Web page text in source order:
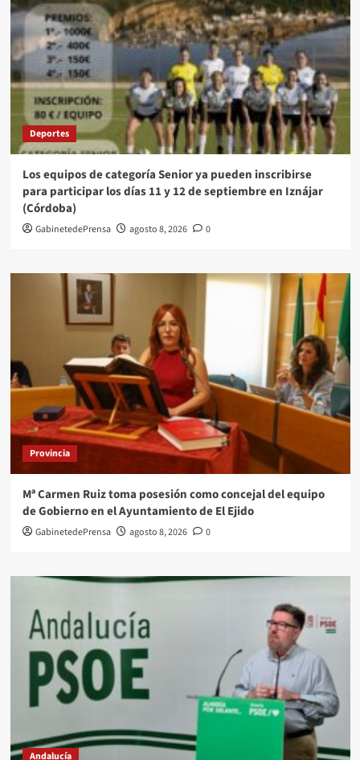
Deportes
Los equipos de categoría Senior ya pueden inscribirse
para participar los días 11 y 12 de septiembre en Iznájar
(Córdoba)
GabinetedePrensa agosto 8, 2026 0
Provincia
Mª Carmen Ruiz toma posesión como concejal del equipo
de Gobierno en el Ayuntamiento de El Ejido
GabinetedePrensa agosto 8, 2026 0
Andalucía